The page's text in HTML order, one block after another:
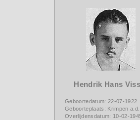
Hendrik Hans
Geboortedatum: 22-07-1922
Geboorteplaats: Krimpen
Overlijdensdatum: 10-02-